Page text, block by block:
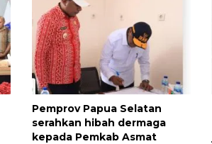
Pemprov Papua Selatan
serahkan hibah dermaga
kepada Pemkab Asmat